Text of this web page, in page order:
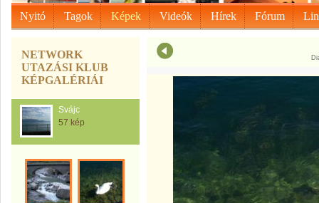
Nyitó Tagok Képek Videók Hírek Fórum
NETWORK
UTAZÁSI KLUB
KÉPGALÉRIÁI
Svájc
57 kép